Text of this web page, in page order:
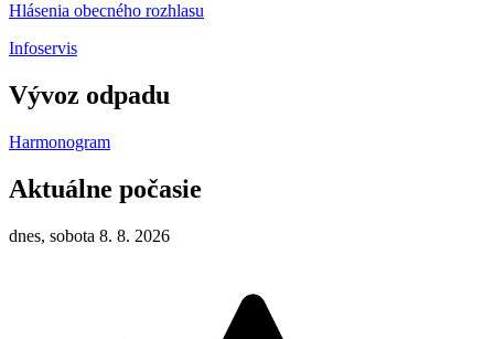
Hlásenia obecného rozhlasu
Infoservis
Vývoz odpadu
Harmonogram
Aktuálne počasie
dnes, sobota 8. 8. 2026